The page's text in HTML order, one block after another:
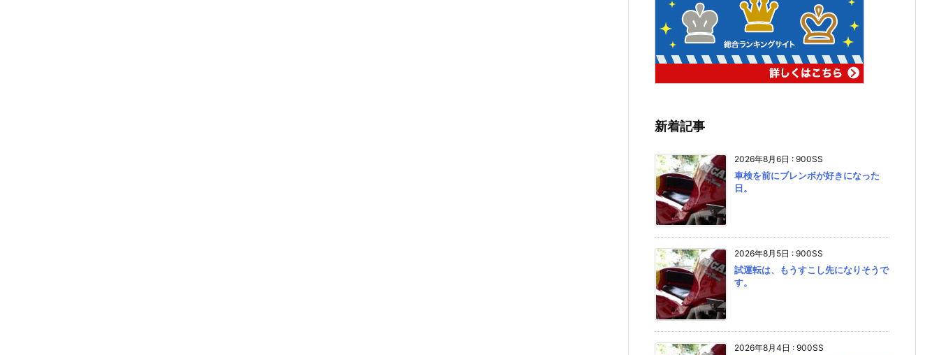
新着記事
2026年8月6日 : 900SS
車検を前にブレンボが好きになった
日。
2026年8月5日 : 900SS
試運転は、もうすこし先になりそうで
す。
2026年8月4日 : 900SS